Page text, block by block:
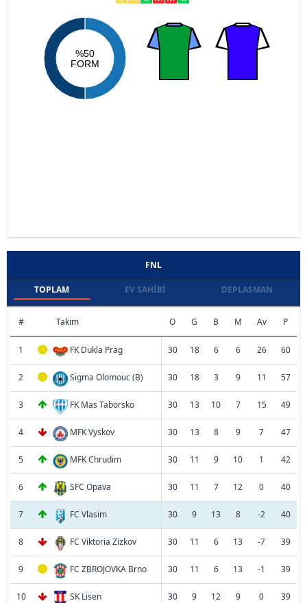
%50
FORM
FNL
TOPLAM EV SAHIBI DEPLASMAN
# Takım O G B M Av P
1 FK Dukla Prag 30 18 6 6 26 60
2 Sigma Olomouc (B) 30 18 3 9 11 57
3 FK Mas Taborsko 30 13 10 7 15 49
4 MFK Vyskov 30 13 8 9 7 47
5 MFK Chrudim 30 11 9 10 1 42
6 SFC Opava 30 11 7 12 0 40
7 FC Vlasim 30 9 13 8 -2 40
8 FC Viktoria Zizkov 30 11 6 13 -7 39
9 FC ZBROJOVKA Brno 30 11 6 13 -1 39
10 SK Lisen 30 9 12 9 0 39